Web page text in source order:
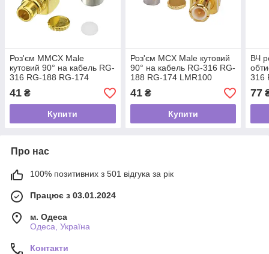
Роз'єм MMCX Male
кутовий 90° на кабель RG-
316 RG-188 RG-174
LMR100 SFF50-1.5
конектор під обтиск
крімпера
41 ₴
Купити
Роз'єм MCX Male кутовий
90° на кабель RG-316 RG-
188 RG-174 LMR100
SFF50-1.5 конектор під
обтиск крімпера
41₴
Купити
ВЧ
316
77
Про нас
100% позитивних з 501 відгука за рік
Працює з 03.01.2024
м. Одеса
Одеса, Україна
Контакти